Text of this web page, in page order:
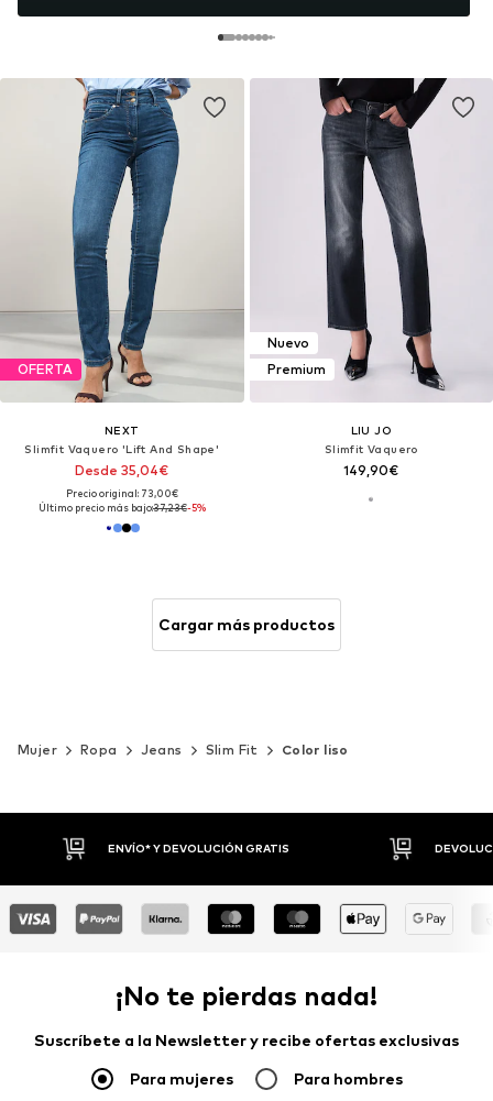
OFERTA
NEXT
Slimfit Vaquero 'Lift And Shape'
Desde 35,04€
Precio original: 73,00€
Último precio más bajo:37,23€-5%
Nuevo
Premium
LIU JO
Slimfit Vaquero
149,90€
Cargar más productos
Mujer Ropa Jeans Slim Fit Color liso
DEVOLUCIONES HASTA 30 DÍAS
¡No te pierdas nada!
Suscríbete a la Newsletter y recibe ofertas exclusivas
Para mujeres Para hombres